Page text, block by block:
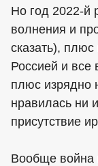
Но год 2022-й
волнения и
сказать), плюс
Россией и все
плюс изрядно
нравилась ни
присутствие
Вообще война